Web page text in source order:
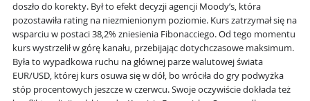
doszło do korekty. Był to efekt decyzji agencji Moody’s, która
pozostawiła rating na niezmienionym poziomie. Kurs zatrzymał się na
wsparciu w postaci 38,2% zniesienia Fibonacciego. Od tego momentu
kurs wystrzelił w górę kanału, przebijając dotychczasowe maksimum.
Była to wypadkowa ruchu na głównej parze walutowej świata
EUR/USD, której kurs osuwa się w dół, bo wróciła do gry podwyżka
stóp procentowych jeszcze w czerwcu. Swoje oczywiście dokłada też